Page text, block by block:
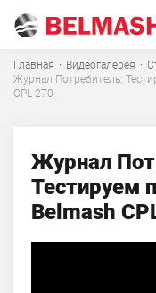
Главная · Видеогалерея ·
Журнал Потребитель:
CPL 270
Журнал
Тестируем
Belmash